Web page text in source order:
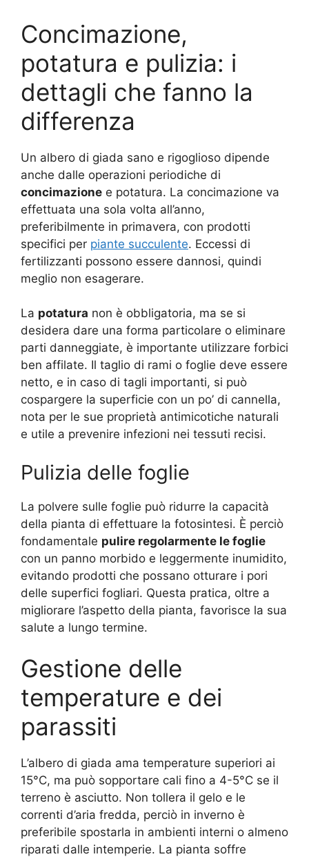
Concimazione,
potatura e pulizia: i
dettagli che fanno la
differenza
Un albero di giada sano e rigoglioso dipende
anche dalle operazioni periodiche di
concimazione e potatura. La concimazione va
effettuata una sola volta all’anno,
preferibilmente in primavera, con prodotti
specifici per piante succulente. Eccessi di
fertilizzanti possono essere dannosi, quindi
meglio non esagerare.
La potatura non è obbligatoria, ma se si
desidera dare una forma particolare o eliminare
parti danneggiate, è importante utilizzare forbici
ben affilate. Il taglio di rami o foglie deve essere
netto, e in caso di tagli importanti, si può
cospargere la superficie con un po’ di cannella,
nota per le sue proprietà antimicotiche naturali
e utile a prevenire infezioni nei tessuti recisi.
Pulizia delle foglie
La polvere sulle foglie può ridurre la capacità
della pianta di effettuare la fotosintesi. È perciò
fondamentale pulire regolarmente le foglie
con un panno morbido e leggermente inumidito,
evitando prodotti che possano otturare i pori
delle superfici fogliari. Questa pratica, oltre a
migliorare l’aspetto della pianta, favorisce la sua
salute a lungo termine.
Gestione delle
temperature e dei
parassiti
L’albero di giada ama temperature superiori ai
15°C, ma può sopportare cali fino a 4-5°C se il
terreno è asciutto. Non tollera il gelo e le
correnti d’aria fredda, perciò in inverno è
preferibile spostarla in ambienti interni o almeno
riparati dalle intemperie. La pianta soffre